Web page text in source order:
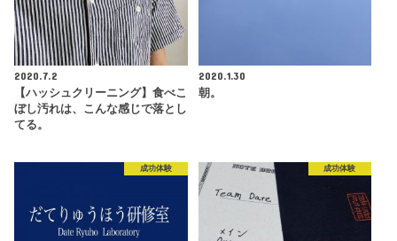
2020.7.2
【ハッシュクリーニング】食べこ
ぼし汚れは、こんな感じで落とし
てる。
2020.1.30
朝。
成功体験 成功体験